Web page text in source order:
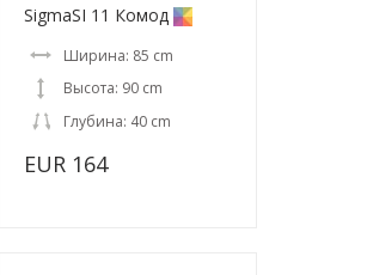
SigmaSI 11 Комод
Ширина: 85 cm
Высота: 90 cm
Глубина: 40 cm
EUR 164